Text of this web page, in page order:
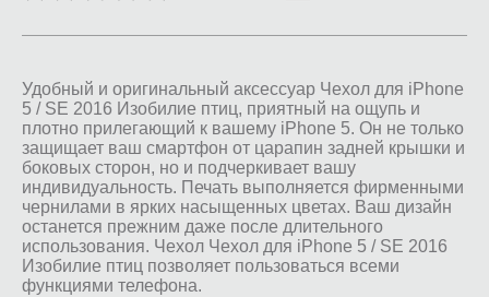
Удобный и оригинальный аксессуар Чехол для iPhone
5 / SE 2016 Изобилие птиц, приятный на ощупь и
плотно прилегающий к вашему iPhone 5. Он не только
защищает ваш смартфон от царапин задней крышки и
боковых сторон, но и подчеркивает вашу
индивидуальность. Печать выполняется фирменными
чернилами в ярких насыщенных цветах. Ваш дизайн
останется прежним даже после длительного
использования. Чехол Чехол для iPhone 5 / SE 2016
Изобилие птиц позволяет пользоваться всеми
функциями телефона.